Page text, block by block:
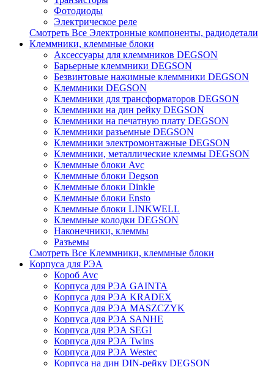
Фотодиоды
Электрическое реле
Смотреть Все Электронные компоненты, радиодетали
Клеммники, клеммные блоки
Аксессуары для клеммников DEGSON
Барьерные клеммники DEGSON
Безвинтовые нажимные клеммники DEGSON
Клеммники DEGSON
Клеммники для трансформаторов DEGSON
Клеммники на дин рейку DEGSON
Клеммники на печатную плату DEGSON
Клеммники разъемные DEGSON
Клеммники электромонтажные DEGSON
Клеммники, металлические клеммы DEGSON
Клеммные блоки Avc
Клеммные блоки Degson
Клеммные блоки Dinkle
Клеммные блоки Ensto
Клеммные блоки LINKWELL
Клеммные колодки DEGSON
Наконечники, клеммы
Разъемы
Смотреть Все Клеммники, клеммные блоки
Корпуса для РЭА
Короб Avc
Корпуса для РЭА GAINTA
Корпуса для РЭА KRADEX
Корпуса для РЭА MASZCZYK
Корпуса для РЭА SANHE
Корпуса для РЭА SEGI
Корпуса для РЭА Twins
Корпуса для РЭА Westec
Корпуса на дин DIN-рейку DEGSON